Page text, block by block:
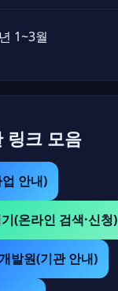
1~3월
링크 모음
안내)
(온라인 검색·신청)
발원(기관 안내)